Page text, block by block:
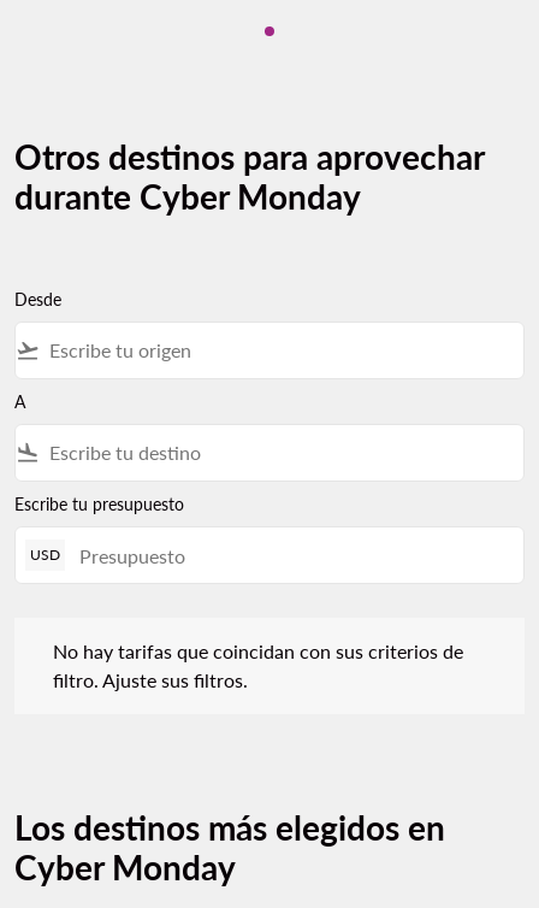
Mostrando cmp-pagination-
Otros destinos para aprovechar
durante Cyber Monday
Desde
flight_takeoff
A
flight_land
Escribe tu presupuesto
USD
No hay tarifas que coincidan con sus criterios de
filtro. Ajuste sus filtros.
Los destinos más elegidos en
Cyber Monday